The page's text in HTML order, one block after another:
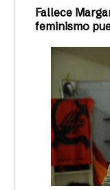
Fallece
feminismo